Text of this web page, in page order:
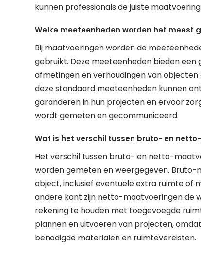
kunnen professionals de juiste
Welke meeteenheden worden het meest
Bij maatvoeringen worden de
gebruikt. Deze meeteenheden bieden
afmetingen en verhoudingen van
deze standaard meeteenheden kunnen
garanderen in hun projecten en ervoor
wordt gemeten en gecommuniceerd.
Wat is het verschil tussen bruto- en
Het verschil tussen bruto- en netto-
worden gemeten en weergegeven.
object, inclusief eventuele extra ruimte of
andere kant zijn netto-maatvoeringen de
rekening te houden met toegevoegde
plannen en uitvoeren van projecten,
benodigde materialen en ruimtevereisten.